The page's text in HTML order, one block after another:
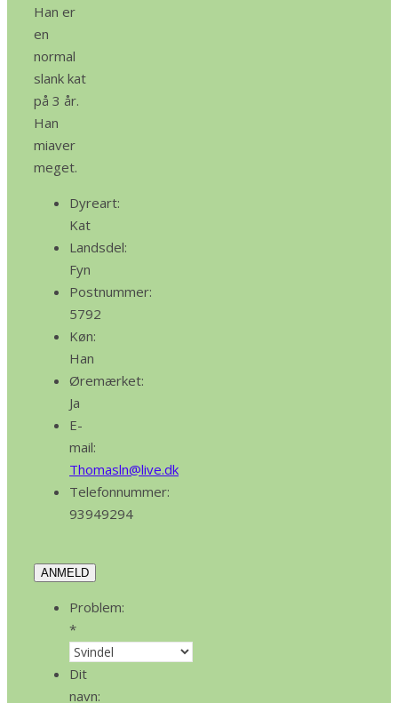
Han er
en
normal
slank kat
på 3 år.
Han
miaver
meget.
Dyreart:
Kat
Landsdel:
Fyn
Postnummer:
5792
Køn:
Han
Øremærket:
Ja
E-
mail:
Thomasln@live.dk
Telefonnummer:
93949294
ANMELD
Problem:
*
Dit
navn: